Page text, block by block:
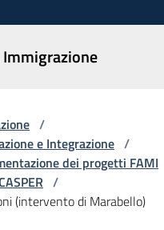
Immigrazione
/
e Integrazione /
dei progetti FAMI
/
(intervento di Marabello)